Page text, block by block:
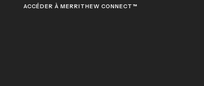
ACCÉDER À MERRITHEW CONNECT™